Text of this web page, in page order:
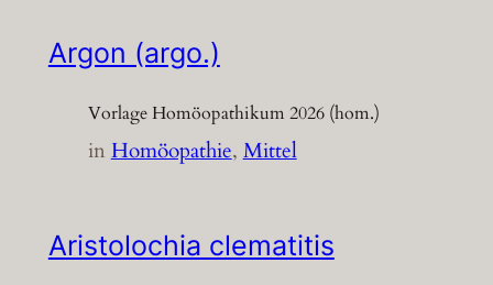
Argon (argo.)
Vorlage Homöopathikum 2026 (hom.)
inHomöopathie, Mittel
Aristolochia clematitis